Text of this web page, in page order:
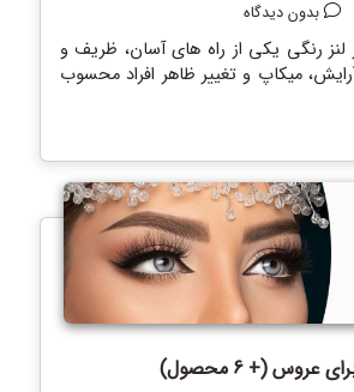
بدون دیدگاه
لنز رنگی یکی از راه های آسان، ظریف و
آرایش، میکاپ و تغییر ظاهر افراد محسوب
(+ 6 محصول)